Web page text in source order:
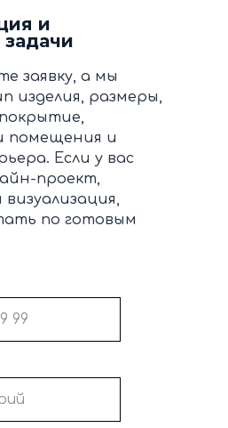
и
заявку, а мы
изделия, размеры,
помещения и
Если у вас
проект,
по готовым